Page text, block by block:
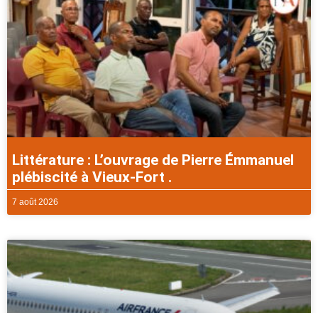
Littérature : L’ouvrage de Pierre Émmanuel
plébiscité à Vieux-Fort .
7 août 2026